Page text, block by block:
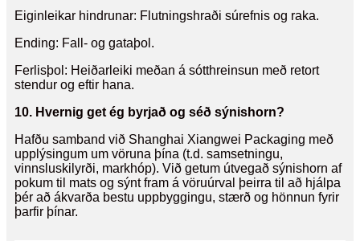
Eiginleikar hindrunar: Flutningshraði súrefnis og raka.
Ending: Fall- og gataþol.
Ferlisþol: Heiðarleiki meðan á sótthreinsun með retort
stendur og eftir hana.
10. Hvernig get ég byrjað og séð sýnishorn?
Hafðu samband við Shanghai Xiangwei Packaging með
upplýsingum um vöruna þína (t.d. samsetningu,
vinnsluskilyrði, markhóp). Við getum útvegað sýnishorn af
pokum til mats og sýnt fram á vöruúrval þeirra til að hjálpa
þér að ákvarða bestu uppbyggingu, stærð og hönnun fyrir
þarfir þínar.